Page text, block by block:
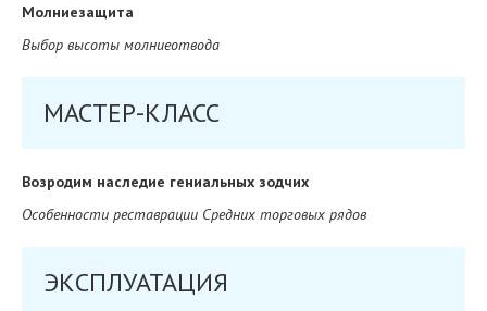
Молниезащита
Выбор высоты молниеотвода
МАСТЕР-КЛАСС
Возродим наследие гениальных зодчих
Особенности реставрации Средних торговых рядов
ЭКСПЛУАТАЦИЯ